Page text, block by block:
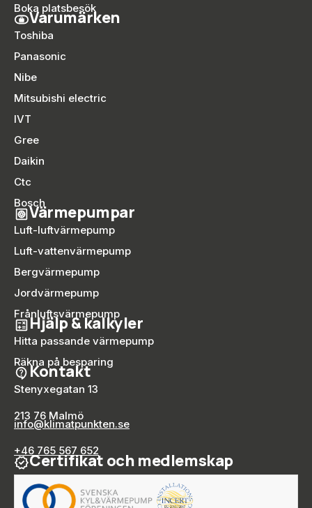
Boka platsbesök
Varumärken
Toshiba
Panasonic
Nibe
Mitsubishi electric
IVT
Gree
Daikin
Ctc
BoschVärmepumpar
Luft-luftvärmepump
Luft-vattenvärmepump
Bergvärmepump
Jordvärmepump
Frånluftsvärmepump
Hjälp & kalkyler
Hitta passande värmepump
Räkna på besparing
Kontakt
Stenyxegatan 13
213 76 Malmö
info@klimatpunkten.se
+46 765 567 652
Certifikat och medlemskap